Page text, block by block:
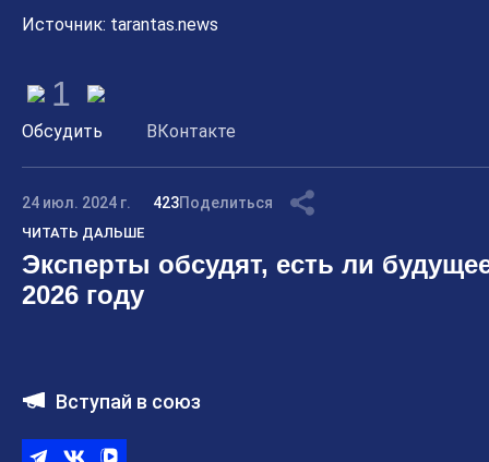
Источник: tarantas.news
1
Обсудить ВКонтакте
24 июл. 2024 г. 423Поделиться
ЧИТАТЬ ДАЛЬШЕ
Эксперты обсудят, есть ли
2026 году
Вступай в союз